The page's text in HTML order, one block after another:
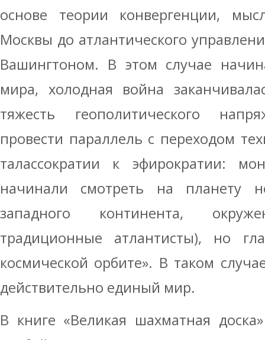
основе теории конвергенции,
Москвы до атлантического
Вашингтоном. В этом случае
мира, холодная война
тяжесть геополитического
провести параллель с переходом
талассократии к эфирократии:
начинали смотреть на планету
западного континента,
традиционные атлантисты), но
космической орбите». В таком
действительно единый мир.
В книге «Великая шахматная